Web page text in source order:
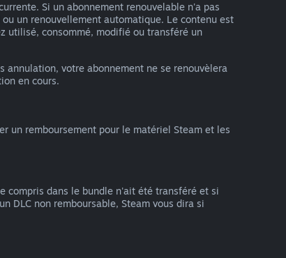
Si un abonnement renouvelable n'a pas
un renouvellement automatique. Le contenu est
utilisé, consommé, modifié ou transféré un
annulation, votre abonnement ne se renouvèlera
en cours.
un remboursement pour le matériel Steam et les
compris dans le bundle n'ait été transféré et si
DLC non remboursable, Steam vous dira si